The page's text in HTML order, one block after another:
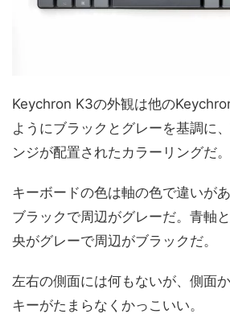
Keychron K3の外観は他の
ようにブラックとグレーを基調に
ンジが配置されたカラーリングだ。
キーボードの色は軸の色で違いが
ブラックで周辺がグレーだ。青軸
央がグレーで周辺がブラックだ。
左右の側面には何もないが、側面
キーがたまらなくかっこいい。